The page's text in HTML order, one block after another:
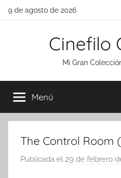
Saltar
9 de agosto de 2026
Cinefilo
Mi Gran
Menú
The Control Room
Publicada el 29 de febrero